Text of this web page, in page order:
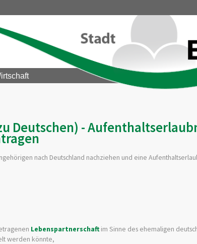
Deutschen) -
nach Deutschland nachziehen und eine
Lebenspartnerschaftim Sinne des ehemaligen
werden könnte,